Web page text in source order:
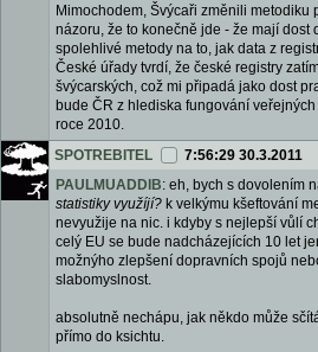
Mimochodem, Švýcaři změnili metodiku
názoru, že to konečně jde - že mají dost
spolehlivé metody na to, jak data z
České úřady tvrdí, že české registry
švýcarských, což mi připadá jako dost
bude ČR z hlediska fungování
roce 2010.
SPOTREBITEL
7:56:29 30.3.2011
PAULMUADDIB: eh, bych s dovolením
statistiky využíjí? k velkýmu kšeftování
nevyužije na nic. i kdyby s nejlepší vůlí
celý EU se bude nadcházejících 10 let
možnýho zlepšení dopravních spojů
slabomyslnost.
absolutně nechápu, jak někdo může
přímo do ksichtu.